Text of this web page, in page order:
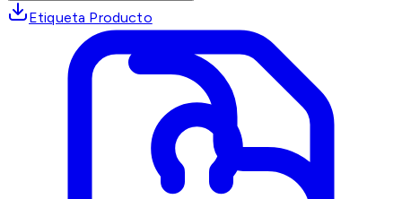
Etiqueta Producto